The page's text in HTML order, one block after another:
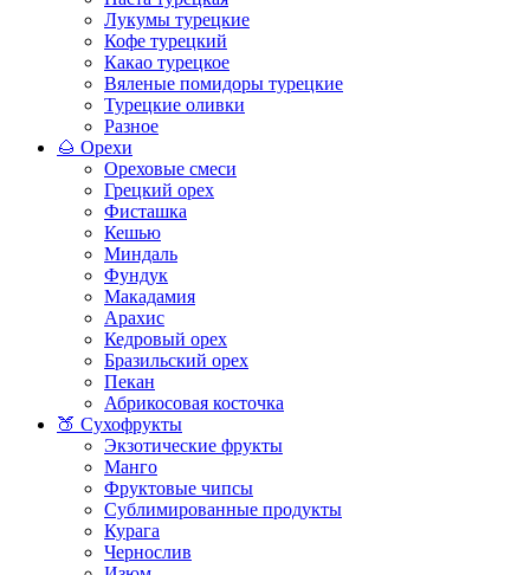
Лукумы турецкие
Кофе турецкий
Какао турецкое
Вяленые помидоры турецкие
Турецкие оливки
Разное
🌰 Орехи
Ореховые смеси
Грецкий орех
Фисташка
Кешью
Миндаль
Фундук
Макадамия
Арахис
Кедровый орех
Бразильский орех
Пекан
Абрикосовая косточка
🍑 Сухофрукты
Экзотические фрукты
Манго
Фруктовые чипсы
Сублимированные продукты
Курага
Чернослив